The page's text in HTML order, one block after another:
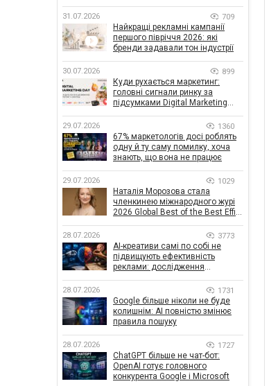
31.07.2026 709
Найкращі рекламні кампанії
першого півріччя 2026: які
бренди задавали тон індустрії
30.07.2026 899
Куди рухається маркетинг:
головні сигнали ринку за
підсумками Digital Marketing
29.07.2026 1360
67% маркетологів досі роблять
одну й ту саму помилку, хоча
знають, що вона не працює
29.07.2026 1029
Наталія Морозова стала
членкинею міжнародного журі
2026 Global Best of the Best Effie
28.07.2026 3773
AI-креативи самі по собі не
підвищують ефективність
реклами: дослідження
впливає на ефективність
кампаній
28.07.2026 1731
Google більше ніколи не буде
колишнім: AI повністю змінює
правила пошуку
28.07.2026 1727
ChatGPT більше не чат-бот:
OpenAI готує головного
конкурента Google і Microsoft